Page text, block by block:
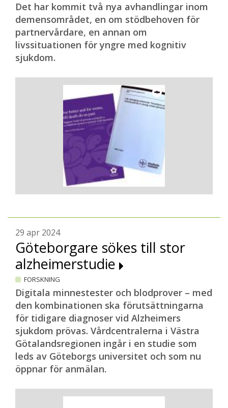
Det har kommit två nya avhandlingar inom
demensområdet, en om stödbehoven för
partnervårdare, en annan om
livssituationen för yngre med kognitiv
sjukdom.
29 apr 2024
Göteborgare sökes till stor
alzheimerstudie
FORSKNING
Digitala minnestester och blodprover – med
den kombinationen ska förutsättningarna
för tidigare diagnoser vid Alzheimers
sjukdom prövas. Vårdcentralerna i Västra
Götalandsregionen ingår i en studie som
leds av Göteborgs universitet och som nu
öppnar för anmälan.